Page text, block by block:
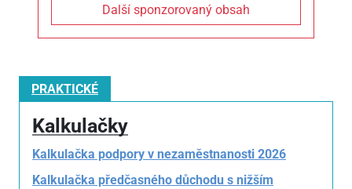
Další sponzorovaný obsah
PRAKTICKÉ
Kalkulačky
Kalkulačka podpory v nezaměstnanosti 2026
Kalkulačka předčasného důchodu s nižším